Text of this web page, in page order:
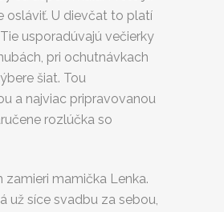
osláviť. U dievčat to platí
usporadúvajú večierky
pri ochutnávkach
šiat. Tou
a najviac pripravovanou
rozlúčka so
zamieri mamička Lenka.
už síce svadbu za sebou,